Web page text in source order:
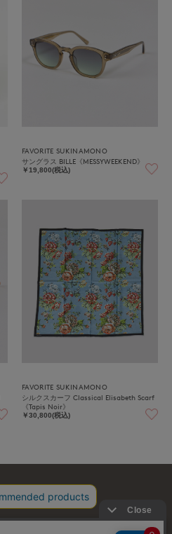
FAVORITE SUKINAMONO
サングラス BILLE《MESSYWEEKEND》
￥19,800(税込)
FAVORITE SUKINAMONO
シルクスカーフ Classical Elisabeth Scarf
《Tapis Noir》
￥30,800(税込)